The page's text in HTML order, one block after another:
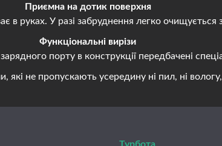
Приємна на дотик поверхня
руках. У разі забруднення легко
Функціональні вирізи
порту в конструкції передбачені
не пропускають усередину ні пил, ні вологу,